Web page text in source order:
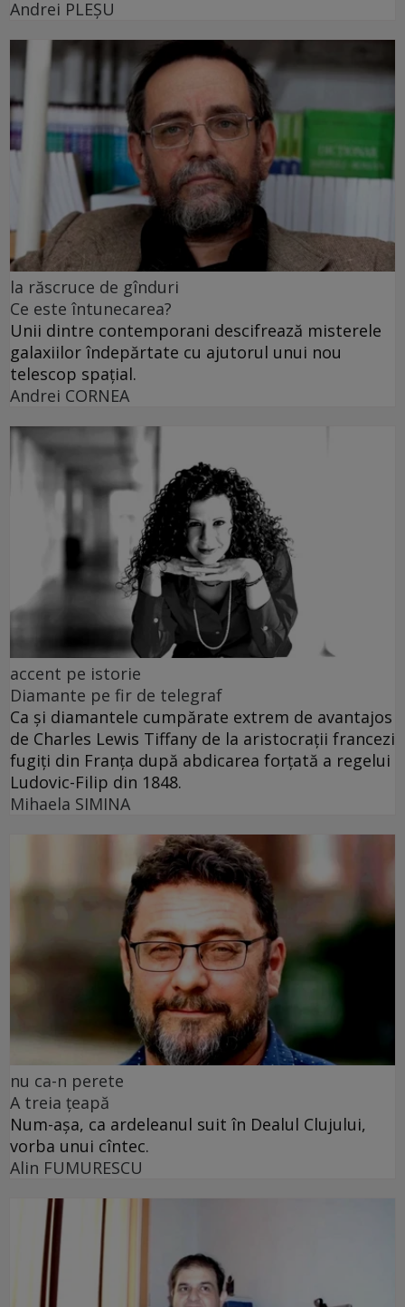
Andrei PLEŞU
la răscruce de gînduri
Ce este întunecarea?
Unii dintre contemporani descifrează misterele
galaxiilor îndepărtate cu ajutorul unui nou
telescop spațial.
Andrei CORNEA
accent pe istorie
Diamante pe fir de telegraf
Ca și diamantele cumpărate extrem de avantajos
de Charles Lewis Tiffany de la aristocrații francezi
fugiți din Franța după abdicarea forțată a regelui
Ludovic-Filip din 1848.
Mihaela SIMINA
nu ca-n perete
A treia țeapă
Num-așa, ca ardeleanul suit în Dealul Clujului,
vorba unui cîntec.
Alin FUMURESCU